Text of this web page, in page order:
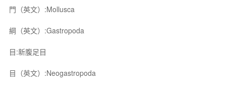
門（英文）:Mollusca
綱（英文）:Gastropoda
目:新腹足目
目（英文）:Neogastropoda